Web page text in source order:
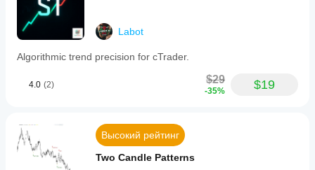
Labot
Algorithmic trend precision for cTrader.
4.0 (2) $29
-35% $19
Высокий рейтинг
Two Candle Patterns